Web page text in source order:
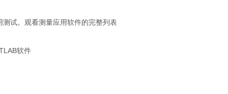
试。观看测量应用软件的完整列表
软件